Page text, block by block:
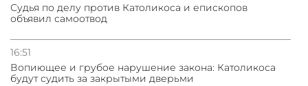
Судья по делу против Католикоса и епископов
объявил самоотвод
16:51
Вопиющее и грубое нарушение закона: Католикоса
будут судить за закрытыми дверьми